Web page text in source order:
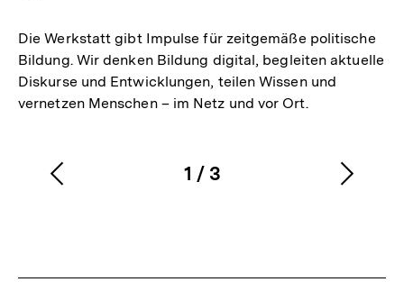
Die Werkstatt gibt Impulse für zeitgemäße politische
Bildung. Wir denken Bildung digital, begleiten aktuelle
Diskurse und Entwicklungen, teilen Wissen und
vernetzen Menschen – im Netz und vor Ort.
Karussellinhalt
1
von
/ 3
Vorherigen